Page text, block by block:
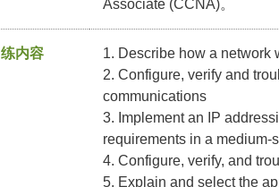
Associate (CCNA)。
内容
1. Describe how a network
2. Configure, verify and
communications
3. Implement an IP
requirements in a medium-
4. Configure, verify, and
5. Explain and select the